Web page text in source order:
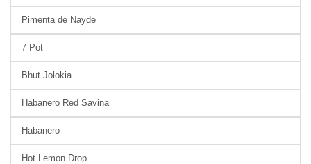
Pimenta de Nayde
7 Pot
Bhut Jolokia
Habanero Red Savina
Habanero
Hot Lemon Drop